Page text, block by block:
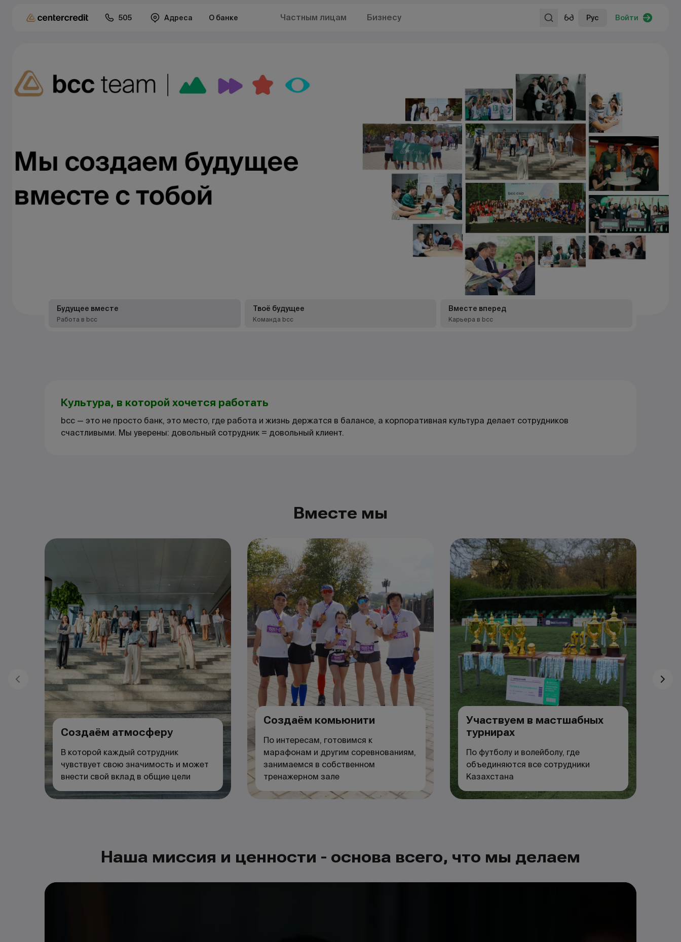
505 Адреса О банке Частным лицам Бизнесу Рус Войти
Будущее вместе
Работа в bcc
Твоё будущее
Команда bcc
Вместе вперед
Карьера в bcc
Культура, в которой хочется работать
bcc — это не просто банк, это место, где работа и жизнь держатся в балансе, а корпоративная культура делает сотрудников
счастливыми. Мы уверены: довольный сотрудник = довольный клиент.
Вместе мы
Создаём атмосферу
В которой каждый сотрудник
чувствует свою значимость и может
внести свой вклад в общие цели
Создаём комьюнити
По интересам, готовимся к
марафонам и другим соревнованиям,
занимаемся в собственном
тренажерном зале
Участвуем в мастшабных
турнирах
По футболу и волейболу, где
объединяются все сотрудники
Казахстана
Наша миссия и ценности - основа всего, что мы делаем